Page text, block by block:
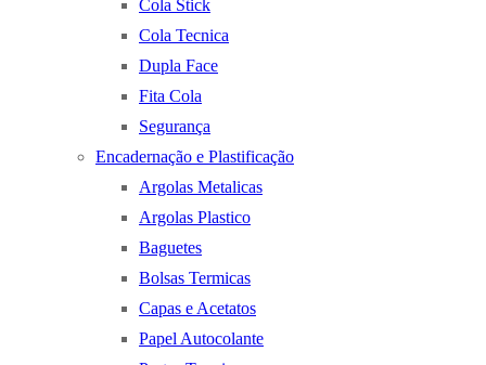
Cola Stick
Cola Tecnica
Dupla Face
Fita Cola
Segurança
Encadernação e Plastificação
Argolas Metalicas
Argolas Plastico
Baguetes
Bolsas Termicas
Capas e Acetatos
Papel Autocolante